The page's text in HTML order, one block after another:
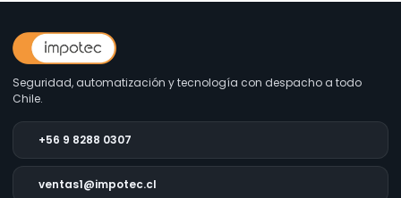
Seguridad, automatización y tecnología con despacho a todo
Chile.
+56 9 8288 0307
ventas1@impotec.cl